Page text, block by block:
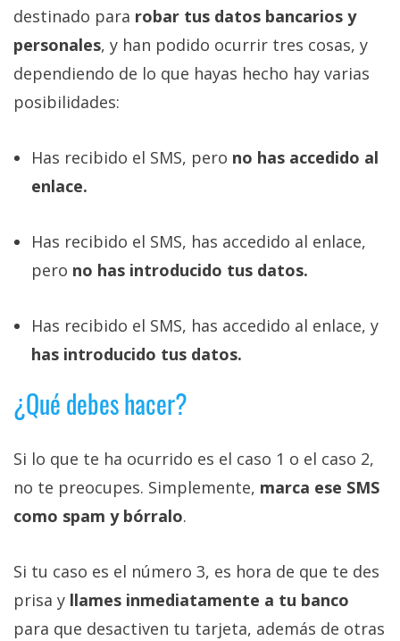
destinado para robar tus datos bancarios y
personales, y han podido ocurrir tres cosas, y
dependiendo de lo que hayas hecho hay varias
posibilidades:
Has recibido el SMS, pero no has accedido al
enlace.
Has recibido el SMS, has accedido al enlace,
pero no has introducido tus datos.
Has recibido el SMS, has accedido al enlace, y
has introducido tus datos.
¿Qué debes hacer?
Si lo que te ha ocurrido es el caso 1 o el caso 2,
no te preocupes. Simplemente, marca ese SMS
como spam y bórralo.
Si tu caso es el número 3, es hora de que te des
prisa y llames inmediatamente a tu banco
para que desactiven tu tarjeta, además de otras